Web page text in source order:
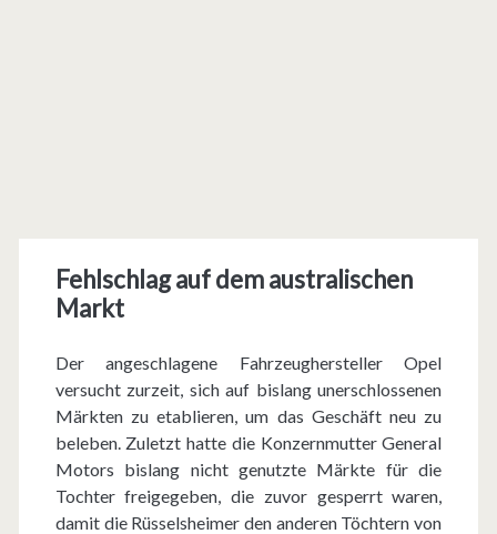
Fehlschlag auf dem australischen
Markt
Der angeschlagene Fahrzeughersteller Opel
versucht zurzeit, sich auf bislang unerschlossenen
Märkten zu etablieren, um das Geschäft neu zu
beleben. Zuletzt hatte die Konzernmutter General
Motors bislang nicht genutzte Märkte für die
Tochter freigegeben, die zuvor gesperrt waren,
damit die Rüsselsheimer den anderen Töchtern von